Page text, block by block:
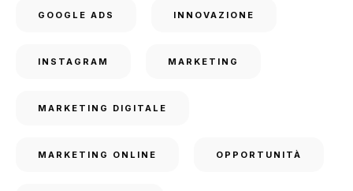
GOOGLE ADS INNOVAZIONE
INSTAGRAM MARKETING
MARKETING DIGITALE
MARKETING ONLINE OPPORTUNITÀ